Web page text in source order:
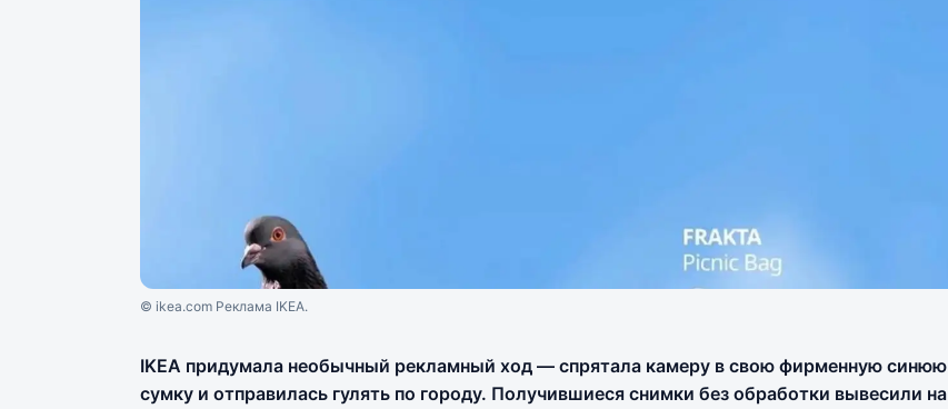
© ikea.com Реклама IKEA.
IKEA придумала необычный рекламный ход — спрятала камеру в свою фирменную синюю
сумку и отправилась гулять по городу. Получившиеся снимки без обработки вывесили на